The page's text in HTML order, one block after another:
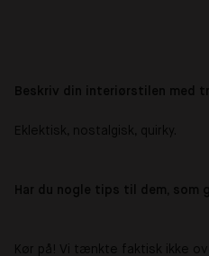
Beskriv din interiørstilen med
Eklektisk, nostalgisk, quirky.
Har du nogle tips til dem, som
Kør på! Vi tænkte faktisk ikke